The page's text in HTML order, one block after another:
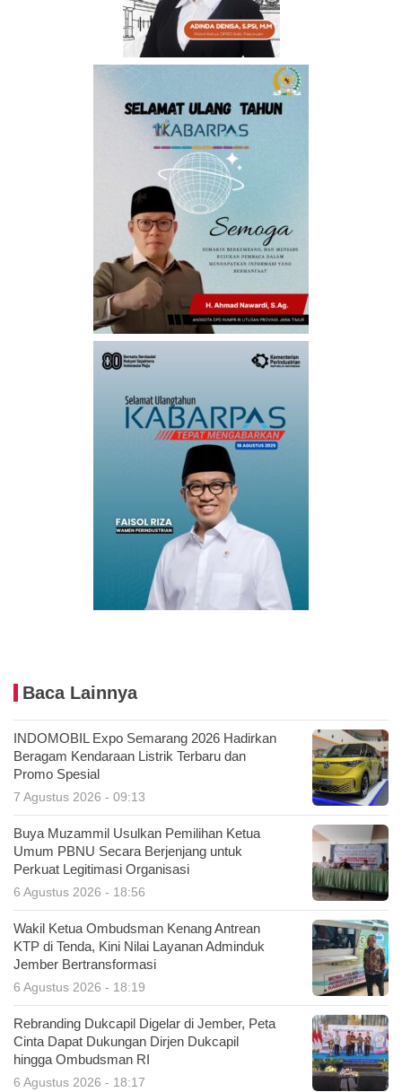
Baca Lainnya
INDOMOBIL Expo Semarang 2026 Hadirkan
Beragam Kendaraan Listrik Terbaru dan
Promo Spesial
7 Agustus 2026 - 09:13
Buya Muzammil Usulkan Pemilihan Ketua
Umum PBNU Secara Berjenjang untuk
Perkuat Legitimasi Organisasi
6 Agustus 2026 - 18:56
Wakil Ketua Ombudsman Kenang Antrean
KTP di Tenda, Kini Nilai Layanan Adminduk
Jember Bertransformasi
6 Agustus 2026 - 18:19
Rebranding Dukcapil Digelar di Jember, Peta
Cinta Dapat Dukungan Dirjen Dukcapil
hingga Ombudsman RI
6 Agustus 2026 - 18:17